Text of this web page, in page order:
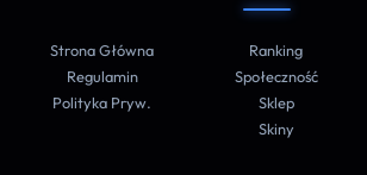
Strona Główna
Regulamin
Polityka Pryw.
Ranking
Społeczność
Sklep
Skiny